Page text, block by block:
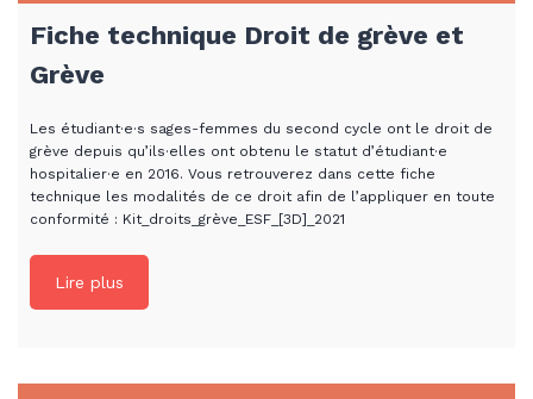
Fiche technique Droit de grève et
Grève
Les étudiant·e·s sages-femmes du second cycle ont le droit de
grève depuis qu’ils·elles ont obtenu le statut d’étudiant·e
hospitalier·e en 2016. Vous retrouverez dans cette fiche
technique les modalités de ce droit afin de l’appliquer en toute
conformité : Kit_droits_grève_ESF_[3D]_2021
Lire plus